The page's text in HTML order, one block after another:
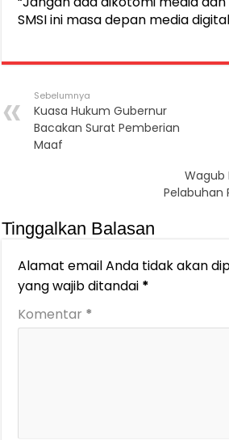
SMSI ini masa depan media
Sebelumnya
Kuasa Hukum Gubernur
Bacakan Surat Pemberian
Maaf
Wagub
Pelabuhan
Tinggalkan Balasan
Alamat email Anda tidak akan
yang wajib ditandai *
Komentar *